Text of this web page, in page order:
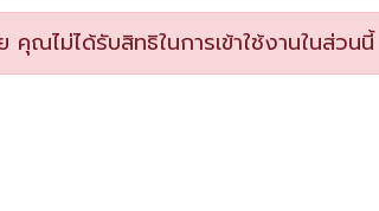
คุณไม่ได้รับสิทธิในการเข้าใช้งานในส่วนนี้